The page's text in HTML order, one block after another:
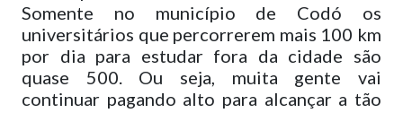
Somente no município de Codó os
universitários que percorrerem mais 100 km
por dia para estudar fora da cidade são
quase 500. Ou seja, muita gente vai
continuar pagando alto para alcançar a tão